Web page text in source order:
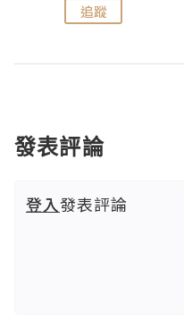
追蹤
發表評論
登入發表評論